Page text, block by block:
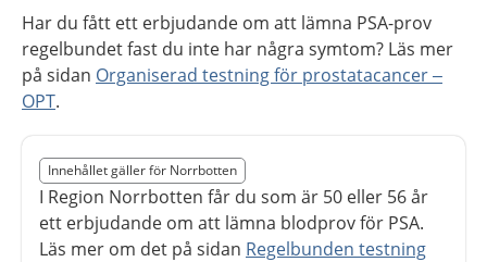
Har du fått ett erbjudande om att lämna PSA-prov
regelbundet fast du inte har några symtom? Läs mer
på sidan Organiserad testning för prostatacancer –
OPT.
Nedan innehåll gäller region Norrbotten
Innehållet gäller för Norrbotten
I Region Norrbotten får du som är 50 eller 56 år
ett erbjudande om att lämna blodprov för PSA.
Läs mer om det på sidan Regelbunden testning
Slut på det regionala tillägget från region Norrbotten